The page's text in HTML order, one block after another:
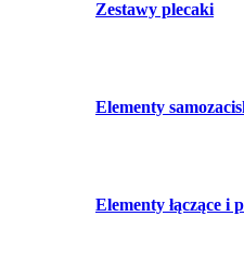
Zestawy plecaki
Elementy
Elementy łączące i